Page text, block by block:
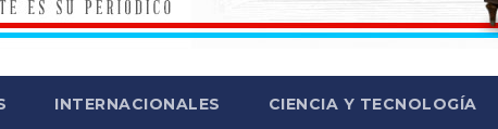
INTERNACIONALES CIENCIA Y TECNOLOGÍA